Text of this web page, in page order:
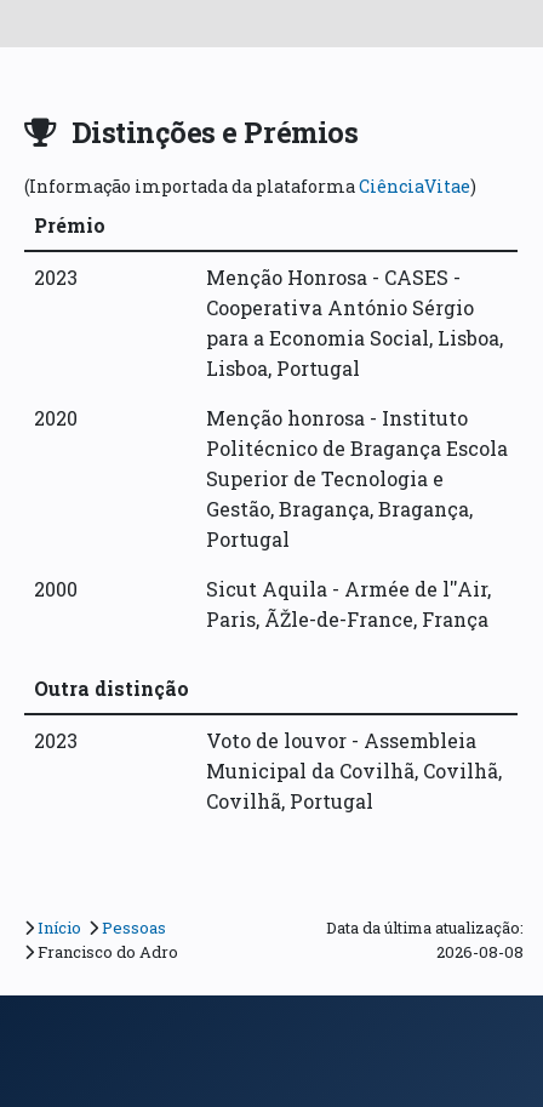
Distinções e Prémios
(Informação importada da plataformaCiênciaVitae)
Prémio
2023 Menção Honrosa - CASES -
Cooperativa António Sérgio
para a Economia Social, Lisboa,
Lisboa, Portugal
2020
Menção honrosa - Instituto
Politécnico de Bragança Escola
Superior de Tecnologia e
Gestão,Bragança,Bragança,
Portugal
2000
Sicut Aquila - Armée de l''Air,
Paris, ÃŽle-de-France, França
Outra distinção
2023 Voto de louvor - Assembleia
Municipal da Covilhã, Covilhã,
Covilhã, Portugal
Início
Pessoas
Francisco do Adro
Data da última atualização:
2026-08-08